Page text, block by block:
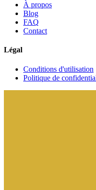
À propos
Blog
FAQ
Contact
Légal
Conditions d'utilisation
Politique de